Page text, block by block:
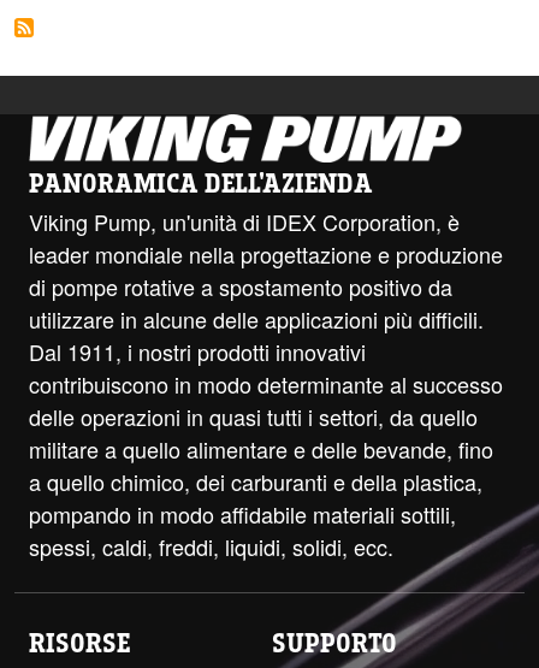
PANORAMICA DELL'AZIENDA
Viking Pump, un'unità di IDEX Corporation, è
leader mondiale nella progettazione e produzione
di pompe rotative a spostamento positivo da
utilizzare in alcune delle applicazioni più difficili.
Dal 1911, i nostri prodotti innovativi
contribuiscono in modo determinante al successo
delle operazioni in quasi tutti i settori, da quello
militare a quello alimentare e delle bevande, fino
a quello chimico, dei carburanti e della plastica,
pompando in modo affidabile materiali sottili,
spessi, caldi, freddi, liquidi, solidi, ecc.
RISORSE SUPPORTO